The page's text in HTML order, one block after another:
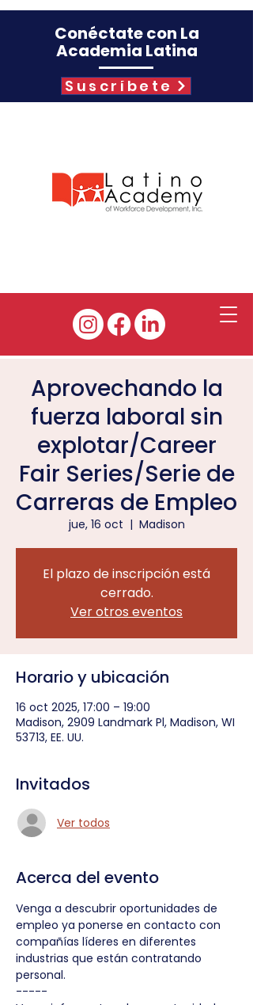
Conéctate con La
Academia Latina
Suscríbete
Aprovechando la
fuerza laboral sin
explotar/Career
Fair Series/Serie de
Carreras de Empleo
jue, 16 oct
  |
Madison
El plazo de inscripción está
cerrado.
Ver otros eventos
Horario y ubicación
16 oct 2025, 17:00 – 19:00
Madison, 2909 Landmark Pl, Madison, WI
53713, EE. UU.
Invitados
Ver todos
Acerca del evento
Venga a descubrir oportunidades de
empleo ya ponerse en contacto con
compañías líderes en diferentes
industrias que están contratando
personal.
-----